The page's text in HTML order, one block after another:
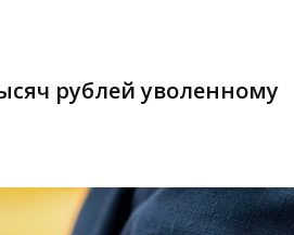
рублей уволенному